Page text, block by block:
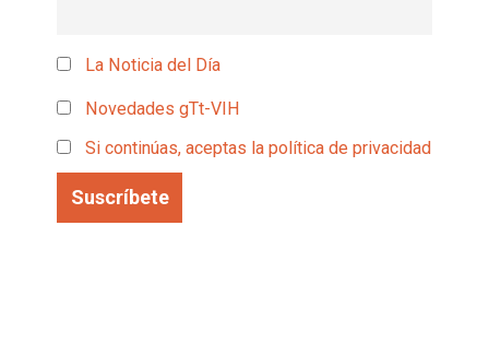
La Noticia del Día
Novedades gTt-VIH
Si continúas, aceptas la política de privacidad